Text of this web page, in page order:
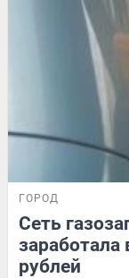
ГОРОД
Сеть
заработала
рублей